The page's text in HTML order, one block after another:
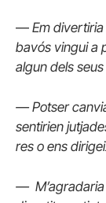
— Em
bavós vingui a
algun dels
— Potser
sentirien
res o ens
— M’agradaria